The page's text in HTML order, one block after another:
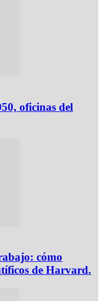
oficinas del
cómo
de Harvard.